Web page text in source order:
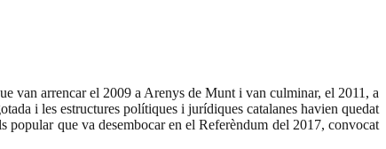
van arrencar el 2009 a Arenys de Munt i van culminar, el 2011, a
i les estructures polítiques i jurídiques catalanes havien quedat
que va desembocar en el Referèndum del 2017, convocat